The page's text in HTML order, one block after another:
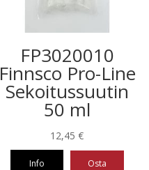
FP3020010
Finnsco Pro-Line
Sekoitussuutin
50 ml
12,45€
Info Osta